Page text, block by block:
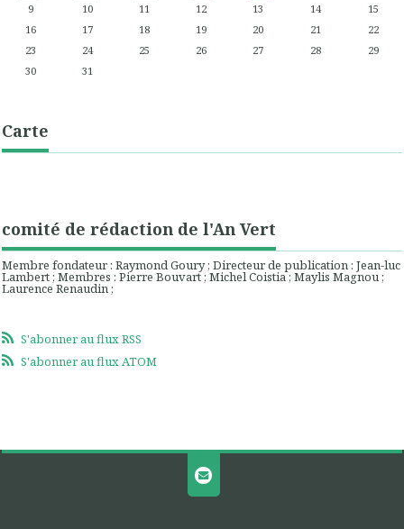
9
10 11 12 13 14
15
16
17 18 19 20 21
22
23
24 25 26 27 28
29
30
31
Carte
comité de rédaction de l'An Vert
Membre fondateur : Raymond Goury ; Directeur de publication : Jean-luc
Lambert ; Membres : Pierre Bouvart ; Michel Coistia ; Maylis Magnou ;
Laurence Renaudin ;
S'abonner au flux RSS
S'abonner au flux ATOM